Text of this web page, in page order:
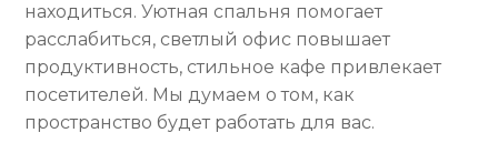
находиться. Уютная спальня помогает
расслабиться, светлый офис повышает
продуктивность, стильное кафе привлекает
посетителей. Мы думаем о том, как
пространство будет работать для вас.